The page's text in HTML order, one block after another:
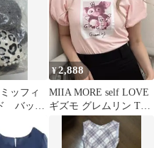
ッフィ
バッグ
¥2,888
MIIA MORE self LOVE
ギズモ グレムリン Tシ